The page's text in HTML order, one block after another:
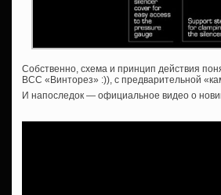
Собственно, схема и принцип действия
ВСС «Винторез» :)), с предварительной
И напоследок — официальное видео о